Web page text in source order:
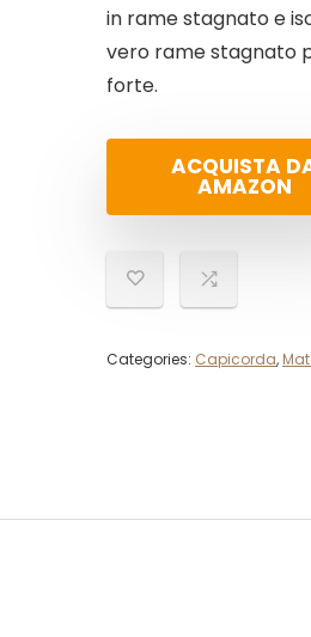
in rame stagnato e
vero rame stagnato
forte.
ACQUISTA
AMAZON
Categories: Capicorda,